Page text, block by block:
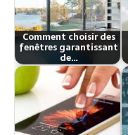
Comment choisir des
fenêtres garantissant
de…